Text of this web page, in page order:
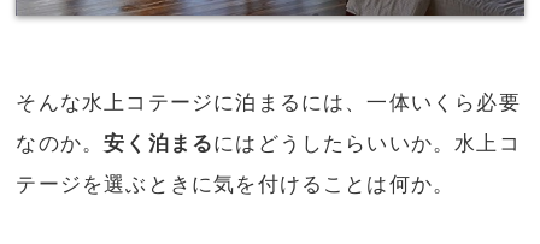
そんな水上コテージに泊まるには、一体いくら必要
なのか。安く泊まるにはどうしたらいいか。水上コ
テージを選ぶときに気を付けることは何か。